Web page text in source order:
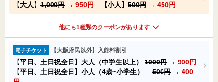
【大人】 1,000円 → 950円 【小人】 500円 → 450円
他にも1種類のクーポンがあります
電子チケット 【大阪府民以外】入館料割引
【平日、土日祝全日】大人（中学生以上） 1000円 → 900円
【平日、土日祝全日】小人（4歳~小学生） 500円 → 400